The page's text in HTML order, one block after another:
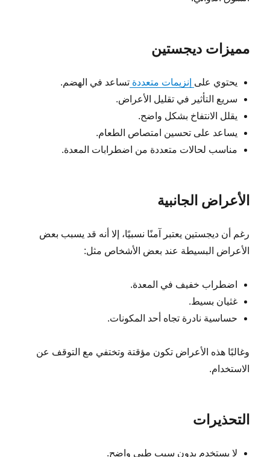
مميزات ديجستين
يحتوي على إنزيمات متعددةتساعد في الهضم.
سريع التأثير في تقليل الأعراض.
يقلل الانتفاخ بشكل واضح.
يساعد على تحسين امتصاص الطعام.
مناسب لحالات متعددة من اضطرابات المعدة.
الأعراض الجانبية
رغم أن ديجستين يعتبر آمنًا نسبيًا، إلا أنه قد يسبب بعض
الأعراض البسيطة عند بعض الأشخاص مثل:
اضطراب خفيف في المعدة.
غثيان بسيط.
حساسية نادرة تجاه أحد المكونات.
وغالبًا هذه الأعراض تكون مؤقتة وتختفي مع التوقف عن
الاستخدام.
التحذيرات
لا يستخدم بدون سبب طبي واضح.